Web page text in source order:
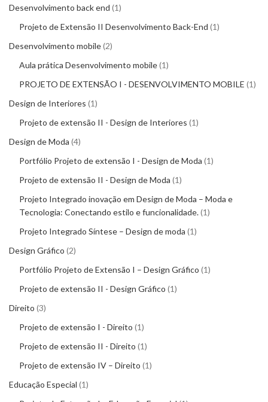
Desenvolvimento back end 1
Projeto de Extensão II Desenvolvimento Back-End 1
Desenvolvimento mobile 2
Aula prática Desenvolvimento mobile 1
PROJETO DE EXTENSÃO I - DESENVOLVIMENTO MOBILE 1
Design de Interiores 1
Projeto de extensão II - Design de Interiores 1
Design de Moda 4
Portfólio Projeto de extensão I - Design de Moda 1
Projeto de extensão II - Design de Moda 1
Projeto Integrado inovação em Design de Moda – Moda e
Tecnologia: Conectando estilo e funcionalidade. 1
Projeto Integrado Síntese – Design de moda 1
Design Gráfico 2
Portfólio Projeto de Extensão I – Design Gráfico 1
Projeto de extensão II - Design Gráfico 1
Direito 3
Projeto de extensão I - Direito 1
Projeto de extensão II - Direito 1
Projeto de extensão IV – Direito 1
Educação Especial 1